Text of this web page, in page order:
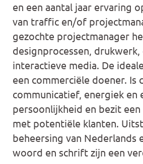
en een aantal jaar ervaring
van traffic en/of
gezochte projectmanager
designprocessen, drukwerk,
interactieve media. De
een commerciële doener. Is
communicatief, energiek en
persoonlijkheid en bezit
met potentiële klanten.
beheersing van Nederlands
woord en schrift zijn een